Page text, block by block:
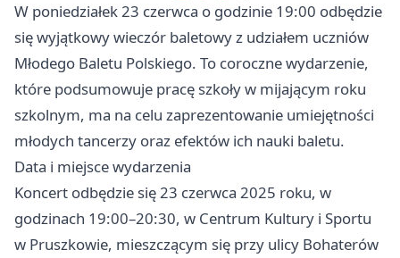
W poniedziałek 23 czerwca o godzinie 19:00 odbędzie
się wyjątkowy wieczór baletowy z udziałem uczniów
Młodego Baletu Polskiego. To coroczne wydarzenie,
które podsumowuje pracę szkoły w mijającym roku
szkolnym, ma na celu zaprezentowanie umiejętności
młodych tancerzy oraz efektów ich nauki baletu.
Data i miejsce wydarzenia
Koncert odbędzie się 23 czerwca 2025 roku, w
godzinach 19:00–20:30, w Centrum Kultury i Sportu
w Pruszkowie, mieszczącym się przy ulicy Bohaterów